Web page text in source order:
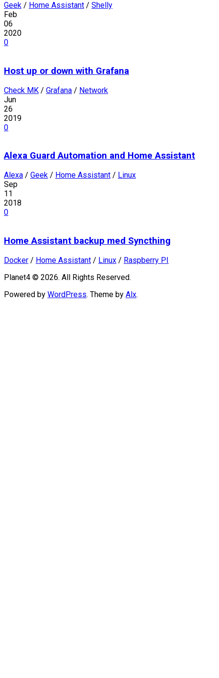
Geek / Home Assistant / Shelly
Feb
06
2020
0
Host up or down with Grafana
Check MK / Grafana / Network
Jun
26
2019
0
Alexa Guard Automation and Home Assistant
Alexa / Geek / Home Assistant / Linux
Sep
11
2018
0
Home Assistant backup med Syncthing
Docker / Home Assistant / Linux / Raspberry PI
Planet4 © 2026. All Rights Reserved.
Powered by WordPress. Theme by Alx.